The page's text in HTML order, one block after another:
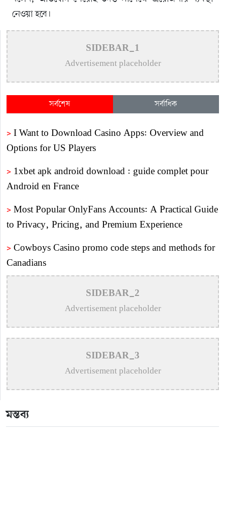
নেওয়া হবে।
SIDEBAR_1
Advertisement placeholder
সর্বশেষ সর্বাধিক
> I Want to Download Casino Apps: Overview and
Options for US Players
> 1xbet apk android download : guide complet pour
Android en France
> Most Popular OnlyFans Accounts: A Practical Guide
to Privacy, Pricing, and Premium Experience
> Cowboys Casino promo code steps and methods for
Canadians
>
Пин Ап Казино Официальный Сайт – Играть в
Онлайн Казино Pin Up
>Vavada online casino w Polsce – metody płatności
>
Онлайн Казино Pin Up
>Mostbet AZ – bukmeker ve kazino Mostbet – Giriş
>Пин Ап казино – Официальный сайт Pin Up
SIDEBAR_2
Advertisement placeholder
SIDEBAR_3
Advertisement placeholder
মন্তব্য